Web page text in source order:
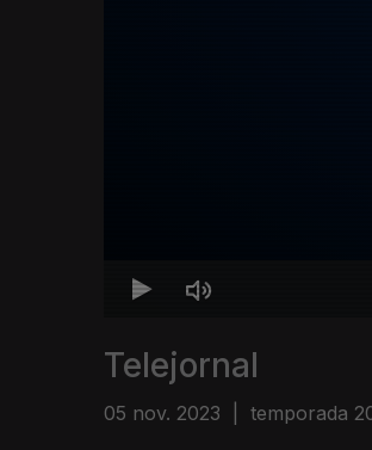
Telejornal
05 nov. 2023 temporada